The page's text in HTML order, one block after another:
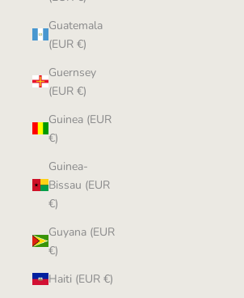
Guatemala
(EUR €)
Guernsey
(EUR €)
Guinea (EUR
€)
Guinea-
Bissau (EUR
€)
Guyana (EUR
€)
Haiti (EUR €)